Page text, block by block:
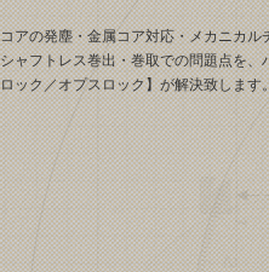
コアの発塵・金属コア対応・メカニカ
シャフトレス巻出・巻取での問題点を
ロック／オプスロック】が解決致します